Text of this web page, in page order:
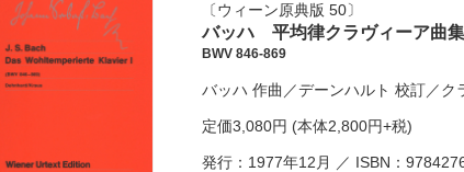
ウィーン原典版 50
バッハ 平均律クラヴィーア曲
BWV 846-869
バッハ 作曲／デーンハルト 校訂／ク
定価3,080円 (本体2,800円+税)
発行：1977年12月 ／ ISBN：